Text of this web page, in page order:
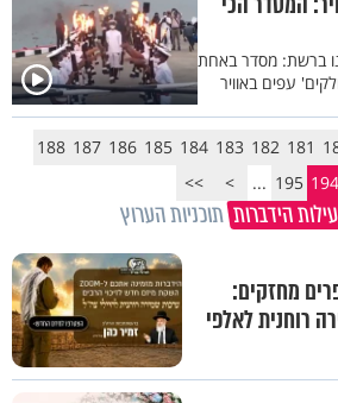
ברשת: מסדר באחת
עפים באוויר
181
182
183
184
185
186
187
188
194
195
...
>
>>
הידברות תוכניות הערוץ
מחזקים:
רוחנית לאלפי